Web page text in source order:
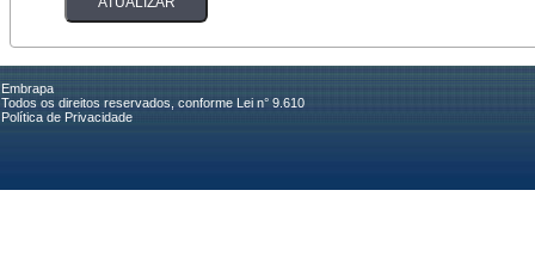
Embrapa
Todos os direitos reservados, conforme Lei n° 9.610
Política de Privacidade